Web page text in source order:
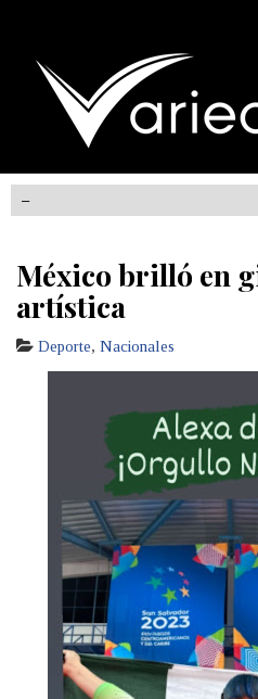
México brilló en
artística
Deporte, Nacionales